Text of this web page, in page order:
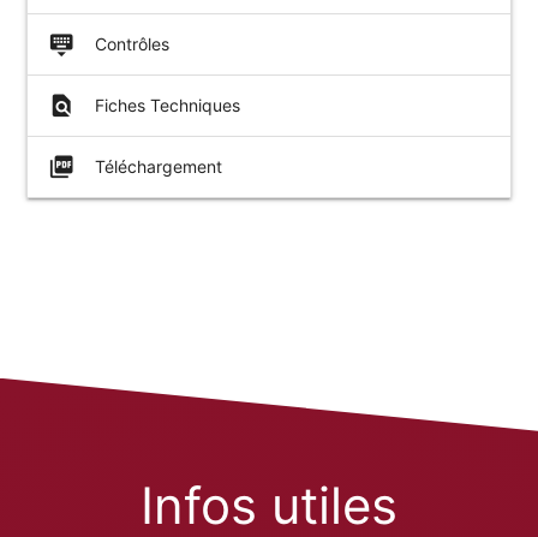
keyboard_hide Contrôles
find_in_page Fiches Techniques
picture_as_pdf Téléchargement
Infos utiles